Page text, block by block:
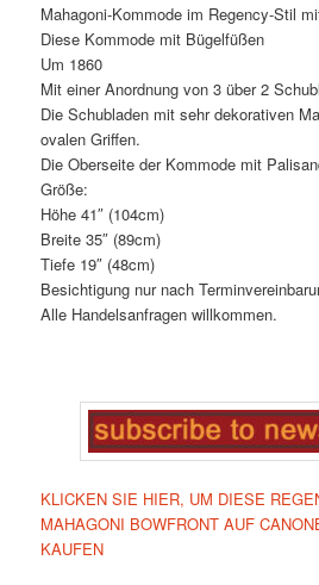
Mahagoni-Kommode im Regency-Stil
Diese Kommode mit Bügelfüßen
Um 1860
Mit einer Anordnung von 3 über 2
Die Schubladen mit sehr dekorativen
ovalen Griffen.
Die Oberseite der Kommode mit
Größe:
Höhe 41″ (104cm)
Breite 35″ (89cm)
Tiefe 19″ (48cm)
Besichtigung nur nach
Alle Handelsanfragen willkommen.
KLICKEN SIE HIER, UM DIESE
MAHAGONI BOWFRONT AUF
KAUFEN